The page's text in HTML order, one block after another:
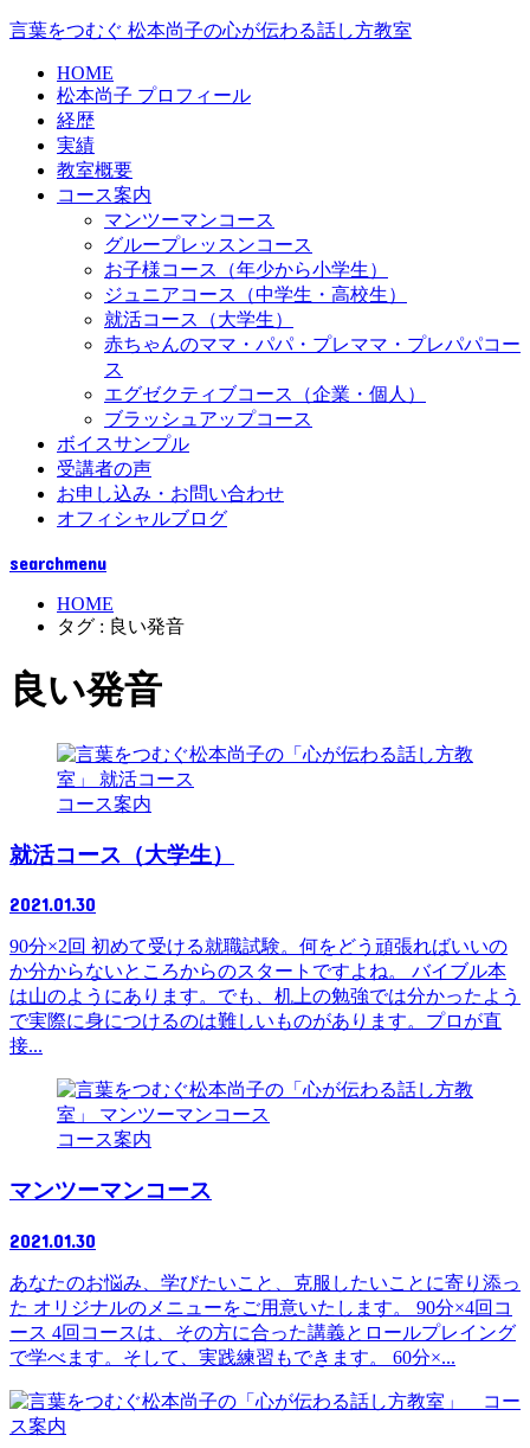
言葉をつむぐ 松本尚子の心が伝わる話し方教室
HOME
松本尚子 プロフィール
経歴
実績
教室概要
コース案内
マンツーマンコース
グループレッスンコース
お子様コース（年少から小学生）
ジュニアコース（中学生・高校生）
就活コース（大学生）
赤ちゃんのママ・パパ・プレママ・プレパパコー
ス
エグゼクティブコース（企業・個人）
ブラッシュアップコース
ボイスサンプル
受講者の声
お申し込み・お問い合わせ
オフィシャルブログ
searchmenu
HOME
タグ : 良い発音
良い発音
コース案内
就活コース（大学生）
2021.01.30
90分×2回 初めて受ける就職試験。何をどう頑張ればいいの
か分からないところからのスタートですよね。 バイブル本
は山のようにあります。でも、机上の勉強では分かったよう
で実際に身につけるのは難しいものがあります。プロが直
接...
コース案内
マンツーマンコース
2021.01.30
あなたのお悩み、学びたいこと、克服したいことに寄り添っ
た オリジナルのメニューをご用意いたします。 90分×4回コ
ース 4回コースは、その方に合った講義とロールプレイング
で学べます。そして、実践練習もできます。 60分×...